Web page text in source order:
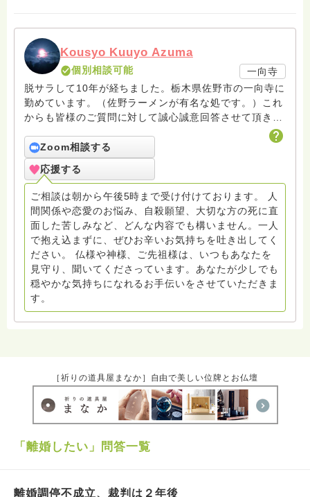
Kousyo Kuuyo Azuma
個別相談可能
一向寺
脱サラして10年が経ちました。栃木県佐野市の一向寺に
勤めています。（佐野ラーメンが有名な処です。）これ
からも皆様のご質問に対して誠心誠意回答させて頂きた
いと存じます。まだまだ修行中の身ですので至らぬ点あ
ろうかとは存じますが共に精進して参りましょうね。お
寺にもお気軽に遊びに来てください。
Zoom相談する
応援する
ご相談は朝から午後5時まで受け付けております。 人
間関係や恋愛のお悩み、自殺願望、大切な方の死に直
面した苦しみなど、どんな内容でも構いません。一人
で抱え込まずに、ぜひお辛いお気持ちを吐き出してく
ださい。 仏様や神様、ご先祖様は、いつもあなたを
見守り、聞いてくださっています。あなたが少しでも
穏やかな気持ちになれるお手伝いをさせていただきま
す。
［祈りの道具屋まなか］自由で美しい位牌とお仏壇
「離婚したい」問答一覧
離婚調停不成立、裁判は２年後